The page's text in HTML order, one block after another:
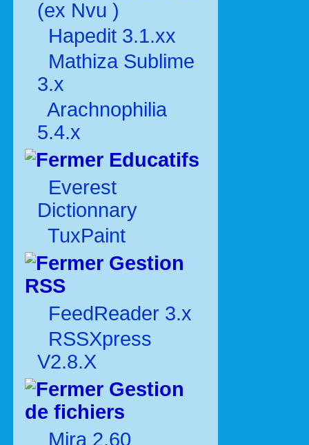
(ex Nvu )
Hapedit 3.1.xx
Mathiza Sublime
3.x
Arachnophilia
5.4.x
Educatifs
Everest
Dictionnary
TuxPaint
Gestion
RSS
FeedReader 3.x
RSSXpress
V2.8.X
Gestion
de fichiers
Mira 2.60